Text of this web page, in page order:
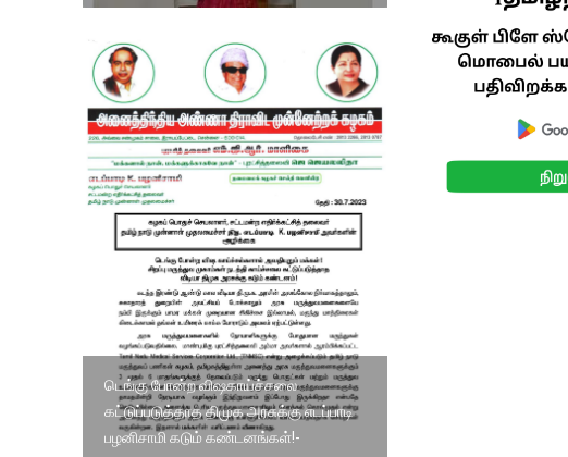
டெங்கு போன்ற விஷகாய்ச்சலை
கட்டுப்படுத்தாத திமுக அரசுக்கு எடப்பாடி
பழனிசாமி கடும் கண்டனங்கள்!-